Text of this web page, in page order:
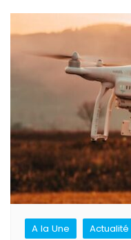
A la Une Actualité